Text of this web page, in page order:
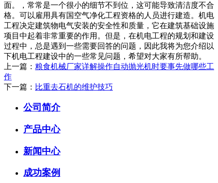
面。，常常是一个很小的细节不到位，这可能导致清洁度不合
格。可以雇用具有国空气净化工程资格的人员进行建造。机电
工程决定建筑物电气安装的安全性和质量，它在建筑基础设施
项目中起着非常重要的作用。但是，在机电工程的规划和建设
过程中，总是遇到一些需要回答的问题，因此我将为您介绍以
下机电工程建设中的一些常见问题，希望对大家有所帮助。
上一篇： 粮食机械厂家详解操作自动抛光机时要事先做哪些工
作
下一篇： 比重去石机的维护技巧
公司简介
产品中心
新闻中心
成功案例